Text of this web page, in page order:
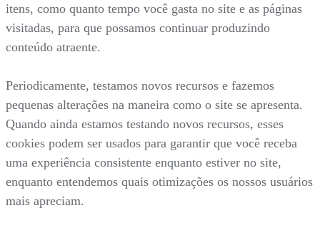
itens, como quanto tempo você gasta no site e as páginas
visitadas, para que possamos continuar produzindo
conteúdo atraente.
Periodicamente, testamos novos recursos e fazemos
pequenas alterações na maneira como o site se apresenta.
Quando ainda estamos testando novos recursos, esses
cookies podem ser usados para garantir que você receba
uma experiência consistente enquanto estiver no site,
enquanto entendemos quais otimizações os nossos usuários
mais apreciam.